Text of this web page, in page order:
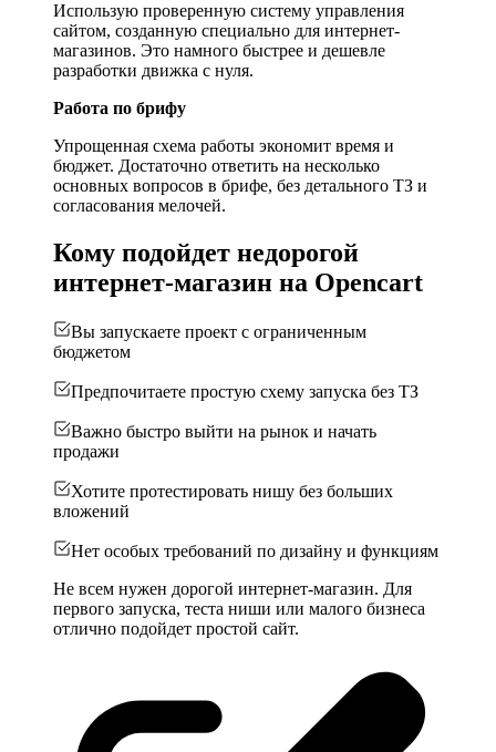
Использую проверенную систему управления
сайтом, созданную специально для интернет-
магазинов. Это намного быстрее и дешевле
разработки движка с нуля.
Работа по брифу
Упрощенная схема работы экономит время и
бюджет. Достаточно ответить на несколько
основных вопросов в брифе, без детального ТЗ и
согласования мелочей.
Кому подойдет недорогой
интернет-магазин на Opencart
Вы запускаете проект с ограниченным
бюджетом
Предпочитаете простую схему запуска без ТЗ
Важно быстро выйти на рынок и начать
продажи
Хотите протестировать нишу без больших
вложений
Нет особых требований по дизайну и функциям
Не всем нужен дорогой интернет-магазин. Для
первого запуска, теста ниши или малого бизнеса
отлично подойдет простой сайт.